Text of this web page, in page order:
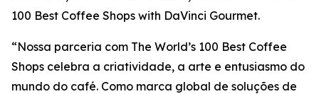
100 Best Coffee Shops with DaVinci Gourmet.
“Nossa parceria com The World’s 100 Best Coffee
Shops celebra a criatividade, a arte e entusiasmo do
mundo do café. Como marca global de soluções de